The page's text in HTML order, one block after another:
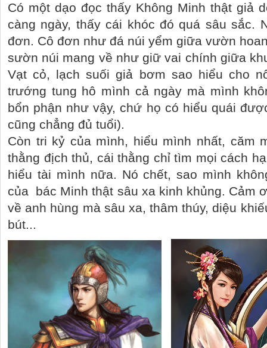
Có một dạo đọc thấy Không Minh thật giả
càng ngày, thấy cái khóc đó quá sâu sắc.
đơn. Cô đơn như đá núi yểm giữa vườn
sườn núi mang về như giữ vai chính giữa
Vạt cỏ, lạch suối giả bơm sao hiểu cho
trướng tung hô mình cả ngày mà mình
bổn phận như vậy, chứ họ có hiểu quái
cũng chẳng đủ tuổi).
Còn tri kỷ của mình, hiểu mình nhất, căm
thằng địch thủ, cái thằng chỉ tìm mọi cách
hiểu tài mình nữa. Nó chết, sao mình
của bác Minh thật sâu xa kinh khủng. Cảm
về anh hùng mà sâu xa, thâm thúy, diệu
bút...